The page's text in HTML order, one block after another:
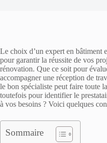
Le choix d’un expert en bâtiment
pour garantir la réussite de vos
rénovation. Que ce soit pour
accompagner une réception de
le bon spécialiste peut faire toute
toutefois pour identifier le
à vos besoins ? Voici quelques
Sommaire